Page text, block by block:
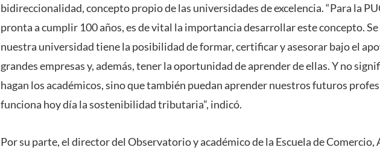
bidireccionalidad, concepto propio de las universidades de excelencia. “Para la
pronta a cumplir 100 años, es de vital la importancia desarrollar este concepto.
nuestra universidad tiene la posibilidad de formar, certificar y asesorar bajo el
grandes empresas y, además, tener la oportunidad de aprender de ellas. Y no
hagan los académicos, sino que también puedan aprender nuestros futuros
funciona hoy día la sostenibilidad tributaria”, indicó.
Por su parte, el director del Observatorio y académico de la Escuela de Comercio,